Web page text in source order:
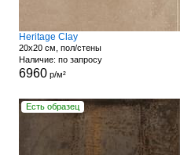
Heritage Clay
20x20 см, пол/стены
Наличие: по запросу
6960р/м²
Есть образец